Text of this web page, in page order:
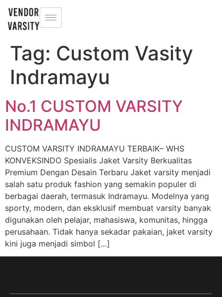
Tag: Custom Vasity
Indramayu
No.1 CUSTOM VARSITY
INDRAMAYU
CUSTOM VARSITY INDRAMAYU TERBAIK– WHS
KONVEKSINDO Spesialis Jaket Varsity Berkualitas
Premium Dengan Desain Terbaru Jaket varsity menjadi
salah satu produk fashion yang semakin populer di
berbagai daerah, termasuk Indramayu. Modelnya yang
sporty, modern, dan eksklusif membuat varsity banyak
digunakan oleh pelajar, mahasiswa, komunitas, hingga
perusahaan. Tidak hanya sekadar pakaian, jaket varsity
kini juga menjadi simbol […]